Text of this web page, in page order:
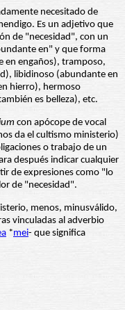
necesitado de
Es un adjetivo que
de "necesidad", con un
en" y que forma
en engaños), tramposo,
libidinoso (abundante en
hierro), hermoso
es belleza), etc.
con apócope de vocal
da el cultismo ministerio)
o trabajo de un
después indicar cualquier
de expresiones como "lo
de "necesidad".
menos, minusválido,
vinculadas al adverbio
*mei- que significa